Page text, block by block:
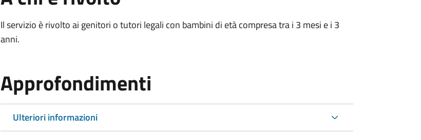
Il servizio è rivolto ai genitori o tutori legali con bambini di età compresa tra i 3 mesi e i 3
anni.
Approfondimenti
Ulteriori informazioni